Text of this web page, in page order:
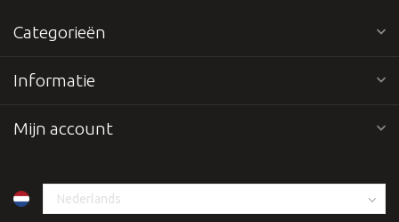
Categorieën
Informatie
Mijn account